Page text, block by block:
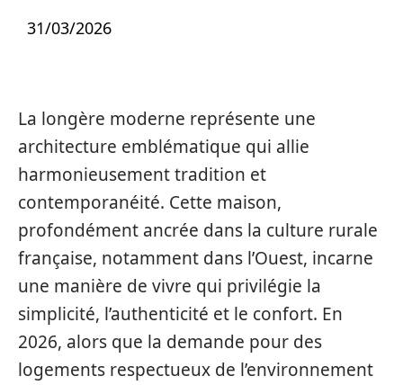
31/03/2026
La longère moderne représente une
architecture emblématique qui allie
harmonieusement tradition et
contemporanéité. Cette maison,
profondément ancrée dans la culture rurale
française, notamment dans l’Ouest, incarne
une manière de vivre qui privilégie la
simplicité, l’authenticité et le confort. En
2026, alors que la demande pour des
logements respectueux de l’environnement